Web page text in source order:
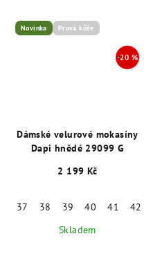
Novinka Pravá kůže
Dámské velurové mokasíny
Dapi hnědé 29099 G
2 199 Kč
37 38 39 40 41
42
Skladem